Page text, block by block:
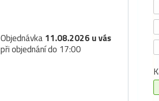
Objednávka11.08.2026 u vás
při objednání do 17:00